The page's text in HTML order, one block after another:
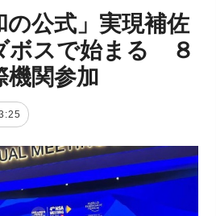
ウクルインフォ
ルム
ウクルインフォル
公式」実現補佐
ボスで始まる ８
機関参加